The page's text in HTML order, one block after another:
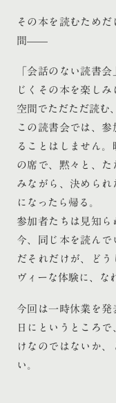
その本を読むため
間——
「会話のない読書
じくその本を楽し
空間でただただ読む
この読書会では、
ることはしません
の席で、黙々と、た
みながら、決められ
になったら帰る。
参加者たちは見知
今、同じ本を読んで
だそれだけが、ど
ヴィーな体験に、な
今回は一時休業を
日にというところ
けなのではないか
い。